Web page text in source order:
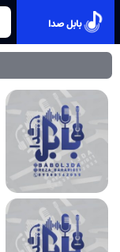
بابل صدا